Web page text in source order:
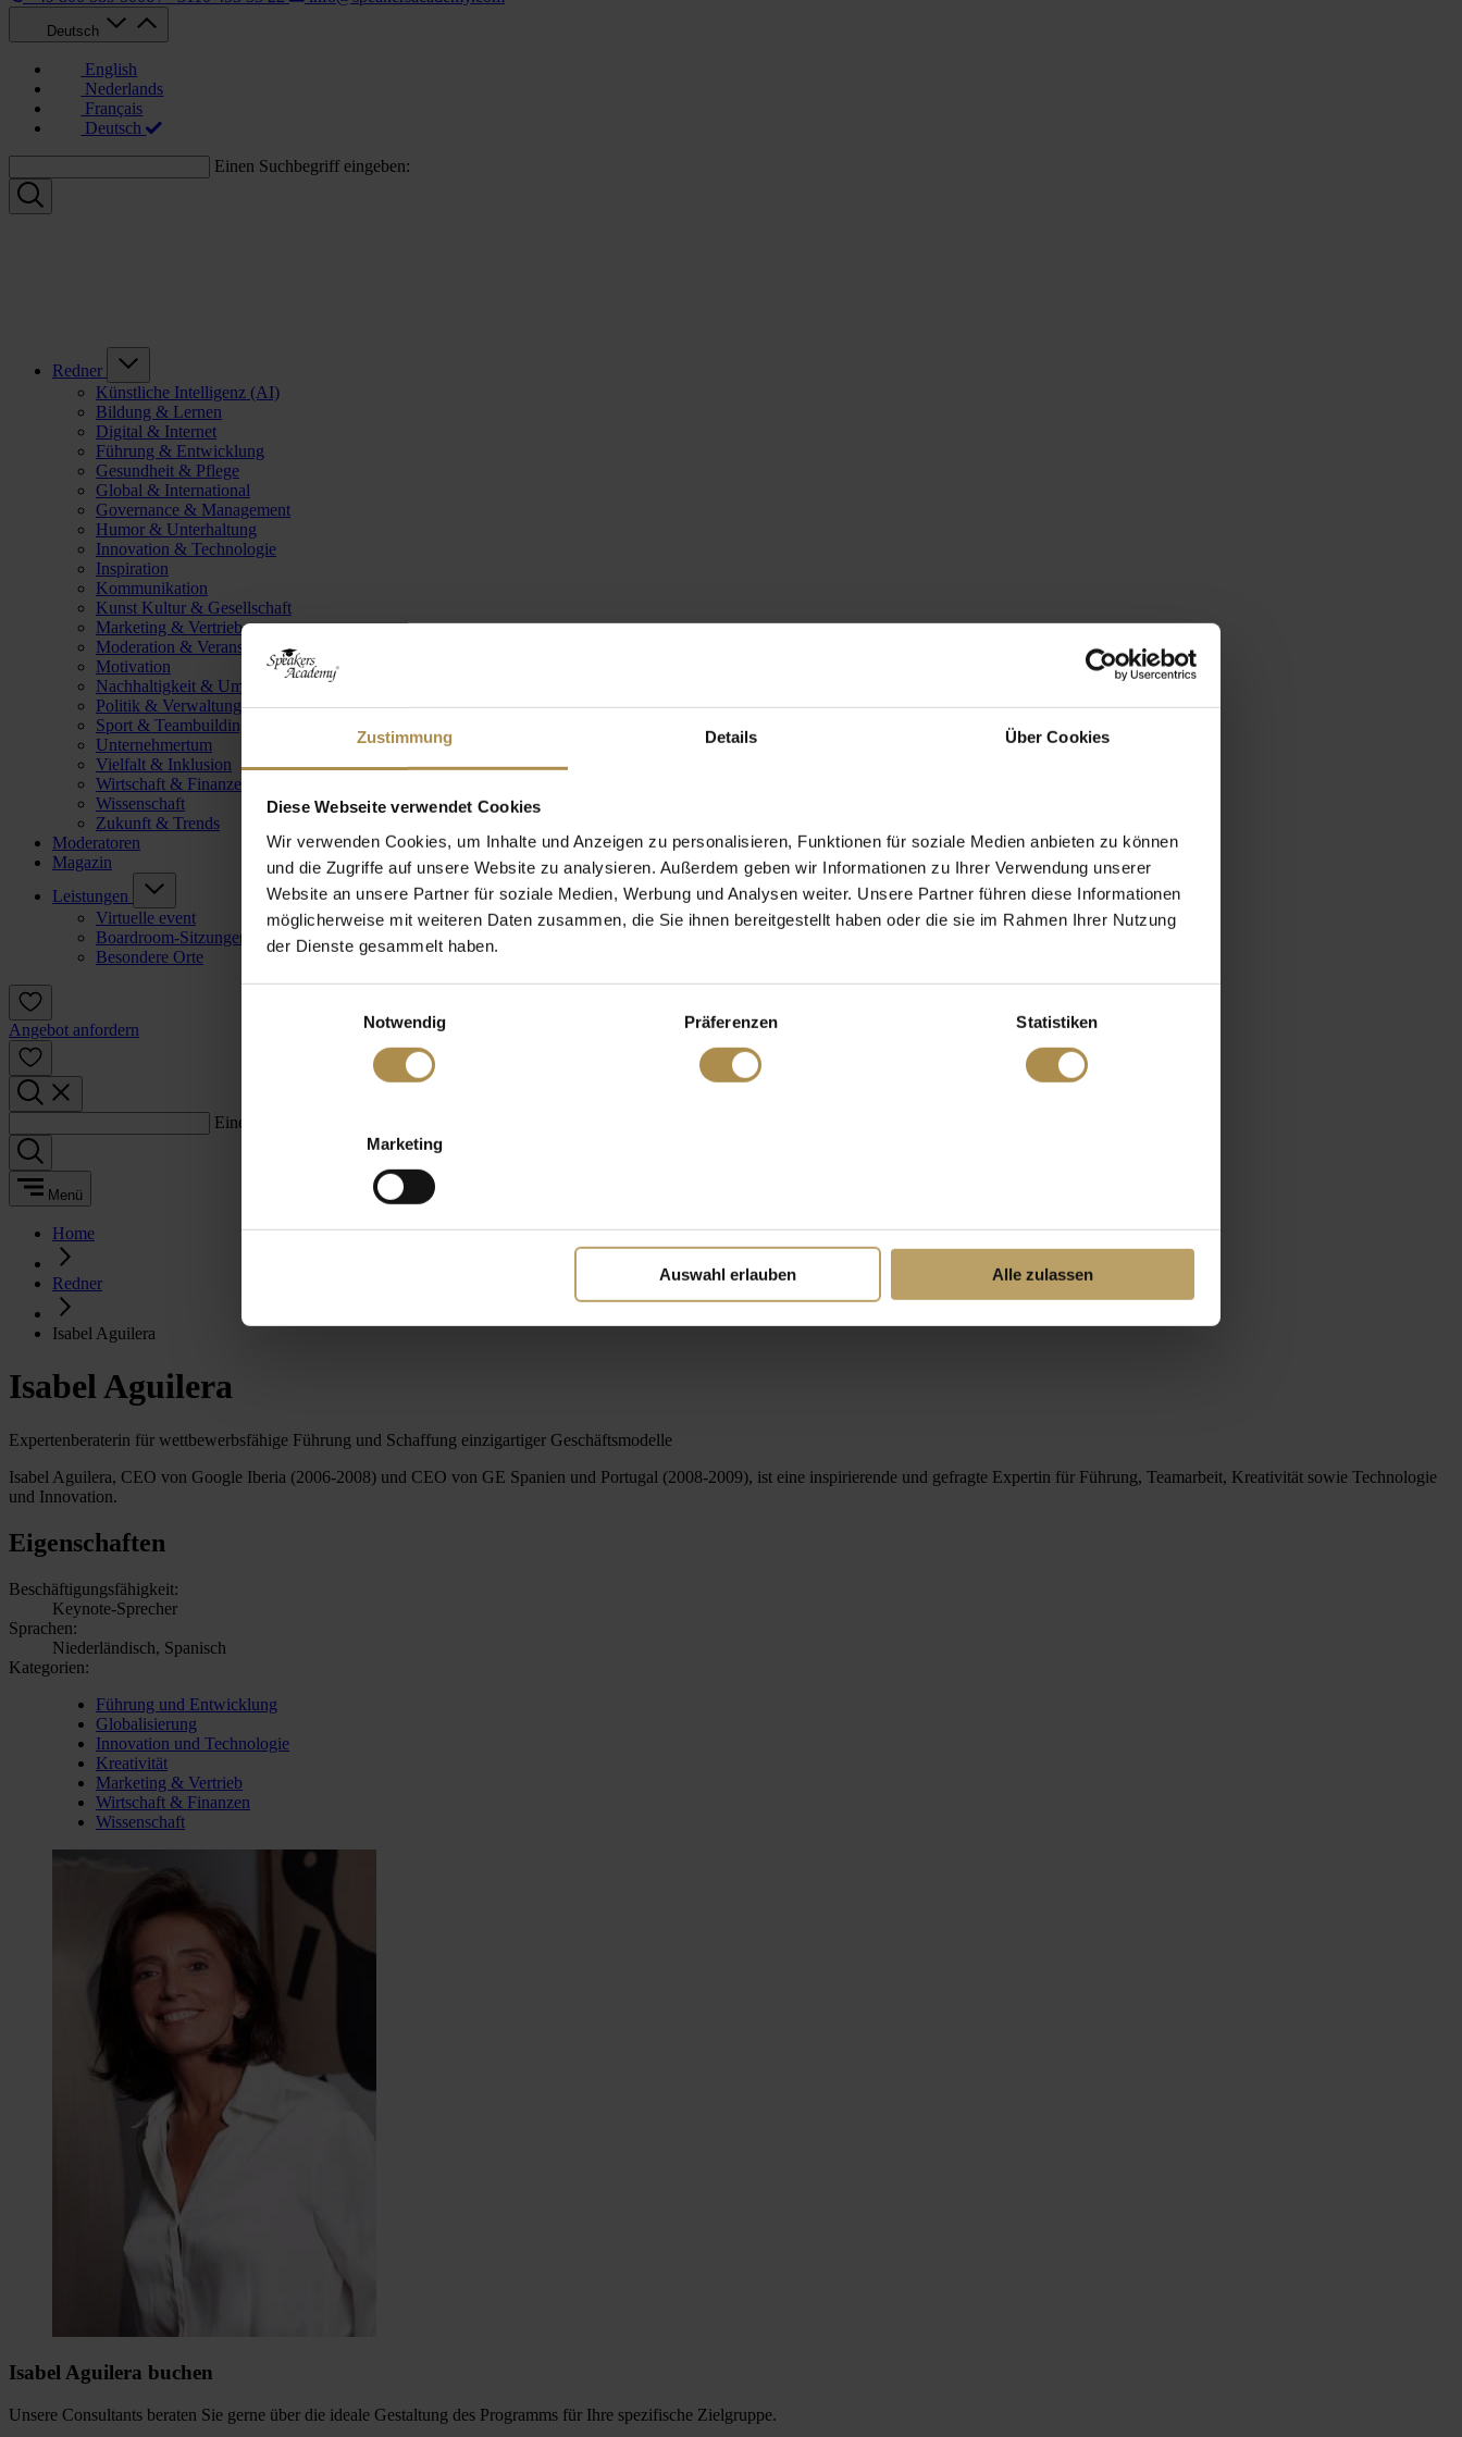
Zustimmung Details Über Cookies
Diese Webseite verwendet Cookies
Wir verwenden Cookies, um Inhalte und Anzeigen zu personalisieren, Funktionen für soziale Medien anbieten zu können
und die Zugriffe auf unsere Website zu analysieren. Außerdem geben wir Informationen zu Ihrer Verwendung unserer
Website an unsere Partner für soziale Medien, Werbung und Analysen weiter. Unsere Partner führen diese Informationen
möglicherweise mit weiteren Daten zusammen, die Sie ihnen bereitgestellt haben oder die sie im Rahmen Ihrer Nutzung
der Dienste gesammelt haben.
Notwendig
Präferenzen Statistiken
Marketing
Auswahl erlauben Alle zulassen
Deutsch
English
Nederlands
Français
Deutsch
Einen Suchbegriff eingeben:
Redner
Künstliche Intelligenz (AI)
Bildung & Lernen
Digital & Internet
Führung & Entwicklung
Gesundheit & Pflege
Global & International
Governance & Management
Humor & Unterhaltung
Innovation & Technologie
Inspiration
Kommunikation
Kunst Kultur & Gesellschaft
Marketing & Vertrieb
Moderation & Veranstaltungsleitung
Motivation
Nachhaltigkeit & Umwelt
Politik & Verwaltung
Sport & Teambuilding
Unternehmertum
Vielfalt & Inklusion
Wirtschaft & Finanzen
Wissenschaft
Zukunft & Trends
Moderatoren
Magazin
Leistungen
Virtuelle event
Boardroom-Sitzungen
Besondere Orte
Angebot anfordern
Einen Suchbegriff eingeben:
Menü
Home
Redner
Isabel Aguilera
Isabel Aguilera
Expertenberaterin für wettbewerbsfähige Führung und Schaffung einzigartiger Geschäftsmodelle
Isabel Aguilera, CEO von Google Iberia (2006-2008) und CEO von GE Spanien und Portugal (2008-2009), ist eine inspirierende und gefragte Expertin für Führung, Teamarbeit, Kreativität sowie Technologie
und Innovation.
Eigenschaften
Beschäftigungsfähigkeit:
Keynote-Sprecher
Sprachen:
Niederländisch, Spanisch
Kategorien:
Führung und Entwicklung
Globalisierung
Innovation und Technologie
Kreativität
Marketing & Vertrieb
Wirtschaft & Finanzen
Wissenschaft
Isabel Aguilera buchen
Unsere Consultants beraten Sie gerne über die ideale Gestaltung des Programms für Ihre spezifische Zielgruppe.